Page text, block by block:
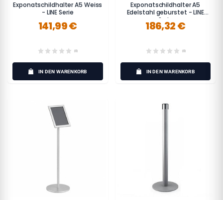
Exponatschildhalter A5 Weiss
- LINE Serie
141,99 €
(0)
IN DEN WARENKORB
Exponatschildhalter A5
Edelstahl geburstet - LINE
Serie
186,32 €
(0)
IN DEN WARENKORB